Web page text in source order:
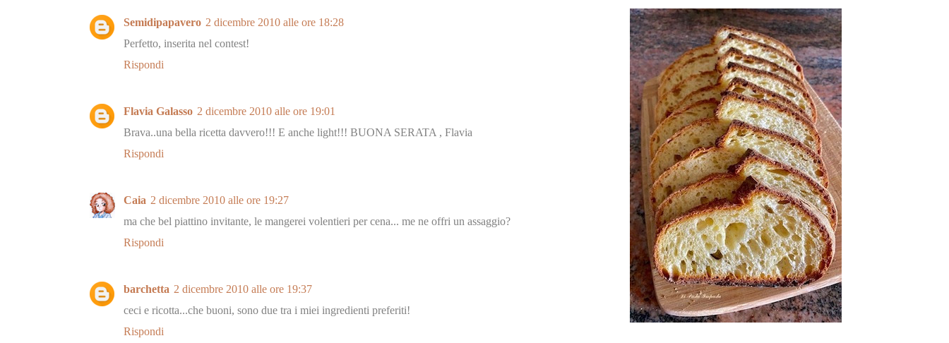
Semidipapavero 2 dicembre 2010 alle ore 18:28
Perfetto, inserita nel contest!
Rispondi
Flavia Galasso 2 dicembre 2010 alle ore 19:01
Brava..una bella ricetta davvero!!! E anche light!!! BUONA SERATA , Flavia
Rispondi
Caia 2 dicembre 2010 alle ore 19:27
ma che bel piattino invitante, le mangerei volentieri per cena... me ne offri un assaggio?
Rispondi
barchetta 2 dicembre 2010 alle ore 19:37
ceci e ricotta...che buoni, sono due tra i miei ingredienti preferiti!
Rispondi